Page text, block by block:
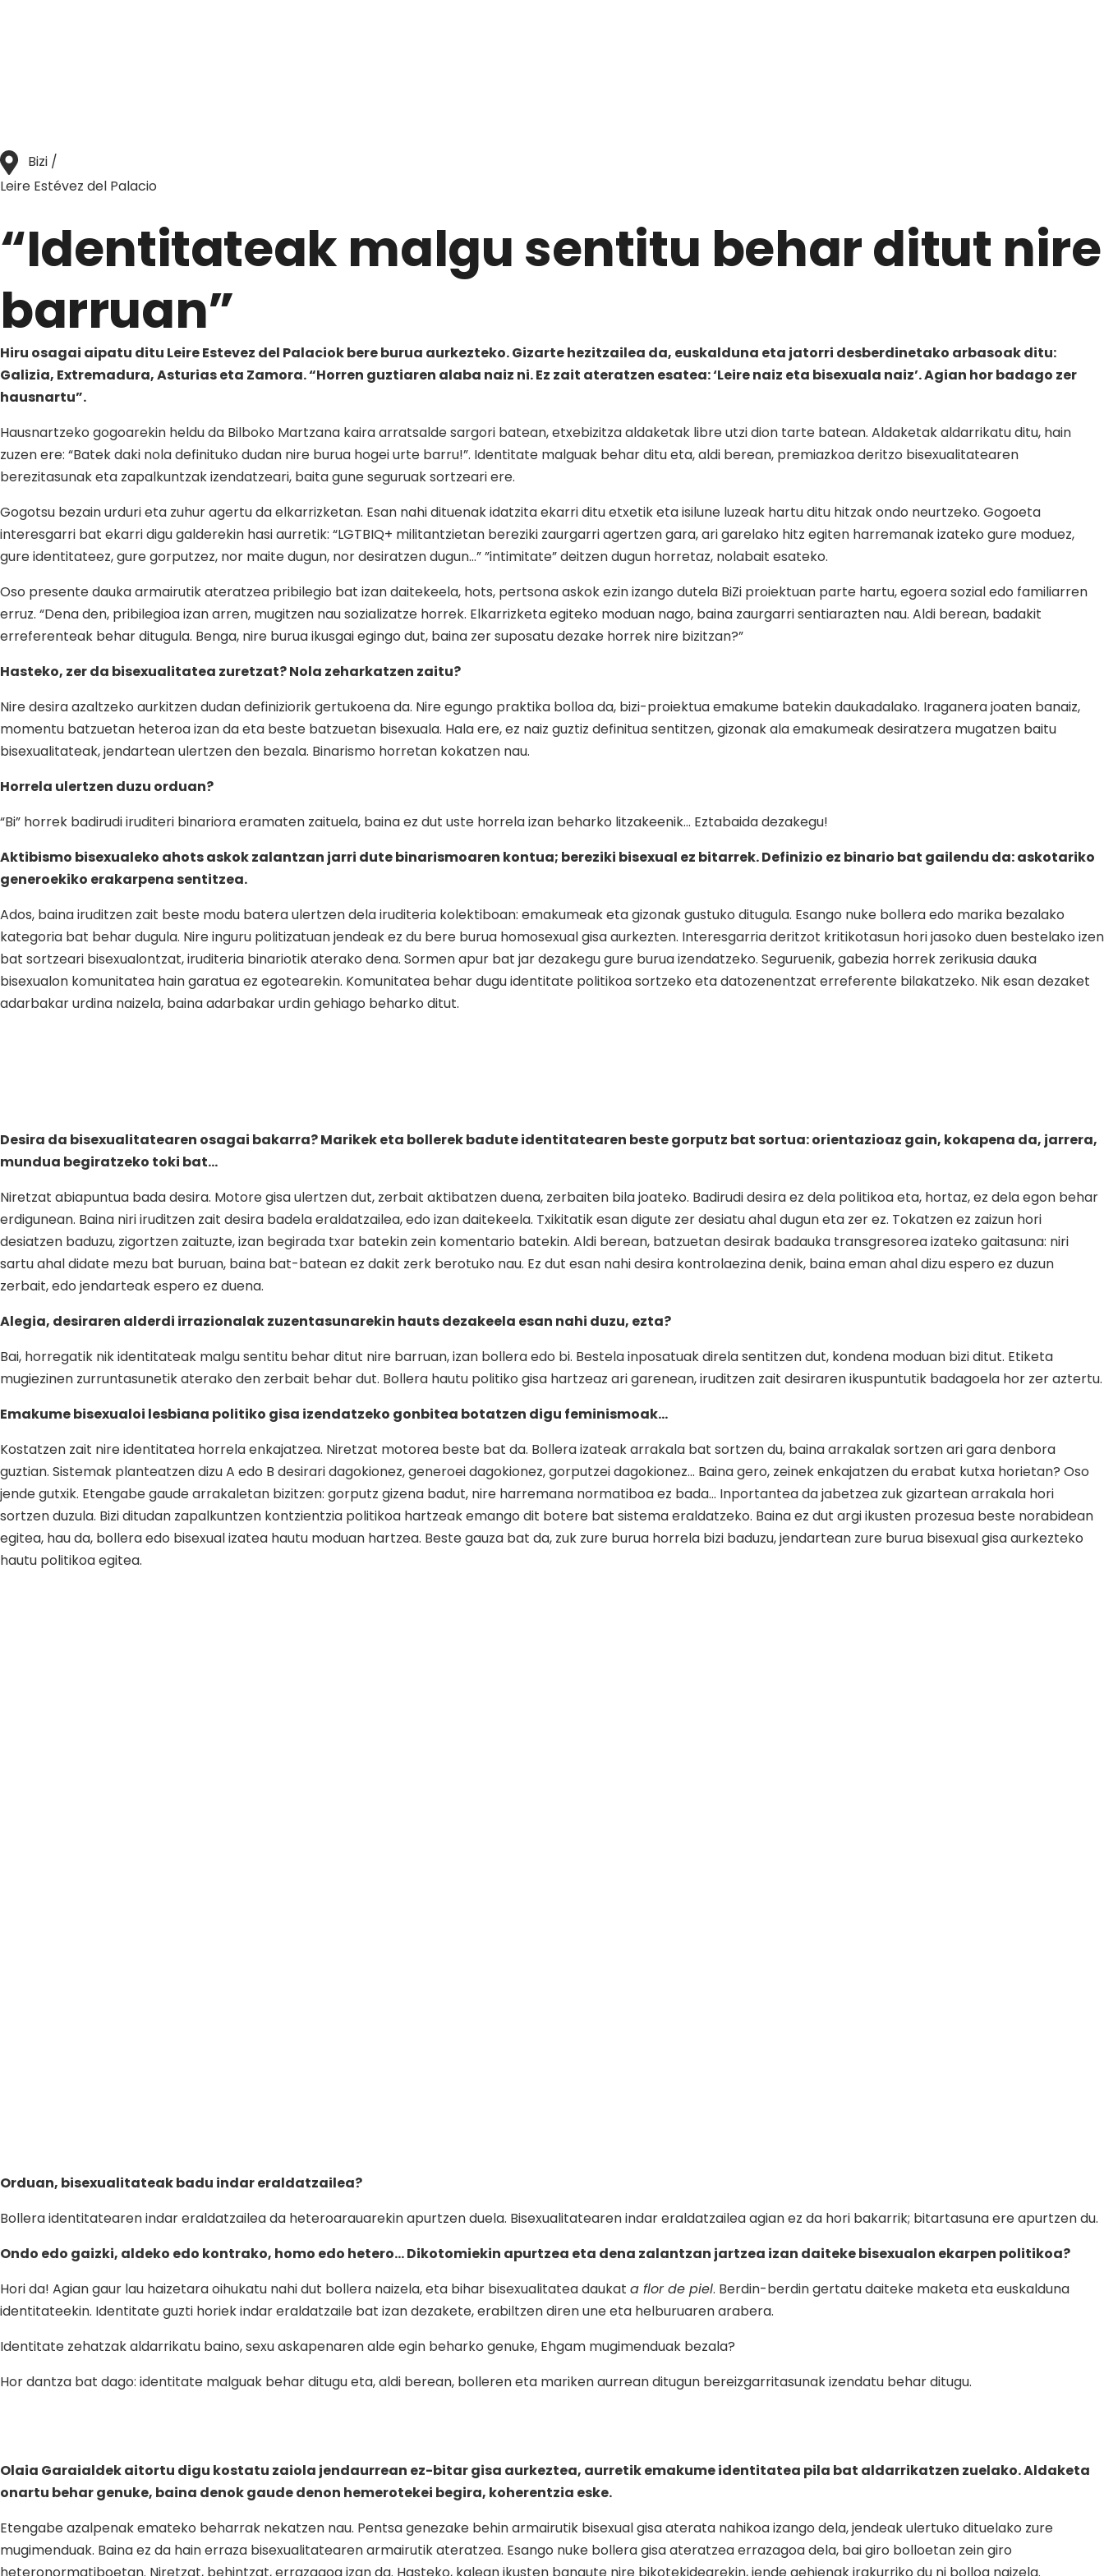
Bizi /
Leire Estévez del Palacio
“Identitateak malgu sentitu behar ditut nire
barruan”
Hiru osagai aipatu ditu Leire Estevez del Palaciok bere burua aurkezteko. Gizarte hezitzailea da, euskalduna eta jatorri desberdinetako arbasoak ditu:
Galizia, Extremadura, Asturias eta Zamora. “Horren guztiaren alaba naiz ni. Ez zait ateratzen esatea: ‘Leire naiz eta bisexuala naiz’. Agian hor badago zer
hausnartu”.
Hausnartzeko gogoarekin heldu da Bilboko Martzana kaira arratsalde sargori batean, etxebizitza aldaketak libre utzi dion tarte batean. Aldaketak aldarrikatu ditu, hain
zuzen ere: “Batek daki nola definituko dudan nire burua hogei urte barru!”. Identitate malguak behar ditu eta, aldi berean, premiazkoa deritzo bisexualitatearen
berezitasunak eta zapalkuntzak izendatzeari, baita gune seguruak sortzeari ere.
Gogotsu bezain urduri eta zuhur agertu da elkarrizketan. Esan nahi dituenak idatzita ekarri ditu etxetik eta isilune luzeak hartu ditu hitzak ondo neurtzeko. Gogoeta
interesgarri bat ekarri digu galderekin hasi aurretik: “LGTBIQ+ militantzietan bereziki zaurgarri agertzen gara, ari garelako hitz egiten harremanak izateko gure moduez,
gure identitateez, gure gorputzez, nor maite dugun, nor desiratzen dugun…” ”intimitate” deitzen dugun horretaz, nolabait esateko.
Oso presente dauka armairutik ateratzea pribilegio bat izan daitekeela, hots, pertsona askok ezin izango dutela BiZi proiektuan parte hartu, egoera sozial edo familiarren
erruz. “Dena den, pribilegioa izan arren, mugitzen nau sozializatze horrek. Elkarrizketa egiteko moduan nago, baina zaurgarri sentiarazten nau. Aldi berean, badakit
erreferenteak behar ditugula. Benga, nire burua ikusgai egingo dut, baina zer suposatu dezake horrek nire bizitzan?”
Hasteko, zer da bisexualitatea zuretzat? Nola zeharkatzen zaitu?
Nire desira azaltzeko aurkitzen dudan definiziorik gertukoena da. Nire egungo praktika bolloa da, bizi-proiektua emakume batekin daukadalako. Iraganera joaten banaiz,
momentu batzuetan heteroa izan da eta beste batzuetan bisexuala. Hala ere, ez naiz guztiz definitua sentitzen, gizonak ala emakumeak desiratzera mugatzen baitu
bisexualitateak, jendartean ulertzen den bezala. Binarismo horretan kokatzen nau.
Horrela ulertzen duzu orduan?
“Bi” horrek badirudi iruditeri binariora eramaten zaituela, baina ez dut uste horrela izan beharko litzakeenik… Eztabaida dezakegu!
Aktibismo bisexualeko ahots askok zalantzan jarri dute binarismoaren kontua; bereziki bisexual ez bitarrek. Definizio ez binario bat gailendu da: askotariko
generoekiko erakarpena sentitzea.
Ados, baina iruditzen zait beste modu batera ulertzen dela iruditeria kolektiboan: emakumeak eta gizonak gustuko ditugula. Esango nuke bollera edo marika bezalako
kategoria bat behar dugula. Nire inguru politizatuan jendeak ez du bere burua homosexual gisa aurkezten. Interesgarria deritzot kritikotasun hori jasoko duen bestelako izen
bat sortzeari bisexualontzat, iruditeria binariotik aterako dena. Sormen apur bat jar dezakegu gure burua izendatzeko. Seguruenik, gabezia horrek zerikusia dauka
bisexualon komunitatea hain garatua ez egotearekin. Komunitatea behar dugu identitate politikoa sortzeko eta datozenentzat erreferente bilakatzeko. Nik esan dezaket
adarbakar urdina naizela, baina adarbakar urdin gehiago beharko ditut.
Desira da bisexualitatearen osagai bakarra? Marikek eta bollerek badute identitatearen beste gorputz bat sortua: orientazioaz gain, kokapena da, jarrera,
mundua begiratzeko toki bat…
Niretzat abiapuntua bada desira. Motore gisa ulertzen dut, zerbait aktibatzen duena, zerbaiten bila joateko. Badirudi desira ez dela politikoa eta, hortaz, ez dela egon behar
erdigunean. Baina niri iruditzen zait desira badela eraldatzailea, edo izan daitekeela. Txikitatik esan digute zer desiatu ahal dugun eta zer ez. Tokatzen ez zaizun hori
desiatzen baduzu, zigortzen zaituzte, izan begirada txar batekin zein komentario batekin. Aldi berean, batzuetan desirak badauka transgresorea izateko gaitasuna: niri
sartu ahal didate mezu bat buruan, baina bat-batean ez dakit zerk berotuko nau. Ez dut esan nahi desira kontrolaezina denik, baina eman ahal dizu espero ez duzun
zerbait, edo jendarteak espero ez duena.
Alegia, desiraren alderdi irrazionalak zuzentasunarekin hauts dezakeela esan nahi duzu, ezta?
Bai, horregatik nik identitateak malgu sentitu behar ditut nire barruan, izan bollera edo bi. Bestela inposatuak direla sentitzen dut, kondena moduan bizi ditut. Etiketa
mugiezinen zurruntasunetik aterako den zerbait behar dut. Bollera hautu politiko gisa hartzeaz ari garenean, iruditzen zait desiraren ikuspuntutik badagoela hor zer aztertu.
Emakume bisexualoi lesbiana politiko gisa izendatzeko gonbitea botatzen digu feminismoak…
Kostatzen zait nire identitatea horrela enkajatzea. Niretzat motorea beste bat da. Bollera izateak arrakala bat sortzen du, baina arrakalak sortzen ari gara denbora
guztian. Sistemak planteatzen dizu A edo B desirari dagokionez, generoei dagokionez, gorputzei dagokionez… Baina gero, zeinek enkajatzen du erabat kutxa horietan? Oso
jende gutxik. Etengabe gaude arrakaletan bizitzen: gorputz gizena badut, nire harremana normatiboa ez bada… Inportantea da jabetzea zuk gizartean arrakala hori
sortzen duzula. Bizi ditudan zapalkuntzen kontzientzia politikoa hartzeak emango dit botere bat sistema eraldatzeko. Baina ez dut argi ikusten prozesua beste norabidean
egitea, hau da, bollera edo bisexual izatea hautu moduan hartzea. Beste gauza bat da, zuk zure burua horrela bizi baduzu, jendartean zure burua bisexual gisa aurkezteko
hautu politikoa egitea.
Orduan, bisexualitateak badu indar eraldatzailea?
Bollera identitatearen indar eraldatzailea da heteroarauarekin apurtzen duela. Bisexualitatearen indar eraldatzailea agian ez da hori bakarrik; bitartasuna ere apurtzen du.
Ondo edo gaizki, aldeko edo kontrako, homo edo hetero… Dikotomiekin apurtzea eta dena zalantzan jartzea izan daiteke bisexualon ekarpen politikoa?
Hori da! Agian gaur lau haizetara oihukatu nahi dut bollera naizela, eta bihar bisexualitatea daukat a flor de piel. Berdin-berdin gertatu daiteke maketa eta euskalduna
identitateekin. Identitate guzti horiek indar eraldatzaile bat izan dezakete, erabiltzen diren une eta helburuaren arabera.
Identitate zehatzak aldarrikatu baino, sexu askapenaren alde egin beharko genuke, Ehgam mugimenduak bezala?
Hor dantza bat dago: identitate malguak behar ditugu eta, aldi berean, bolleren eta mariken aurrean ditugun bereizgarritasunak izendatu behar ditugu.
Olaia Garaialdek aitortu digu kostatu zaiola jendaurrean ez-bitar gisa aurkeztea, aurretik emakume identitatea pila bat aldarrikatzen zuelako. Aldaketa
onartu behar genuke, baina denok gaude denon hemerotekei begira, koherentzia eske.
Etengabe azalpenak emateko beharrak nekatzen nau. Pentsa genezake behin armairutik bisexual gisa aterata nahikoa izango dela, jendeak ulertuko dituelako zure
mugimenduak. Baina ez da hain erraza bisexualitatearen armairutik ateratzea. Esango nuke bollera gisa ateratzea errazagoa dela, bai giro bolloetan zein giro